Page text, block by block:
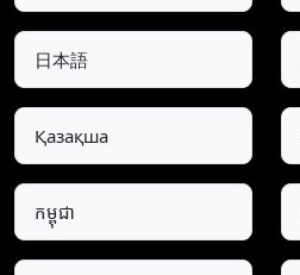
日本語
Қазақша
កម្ពុជា